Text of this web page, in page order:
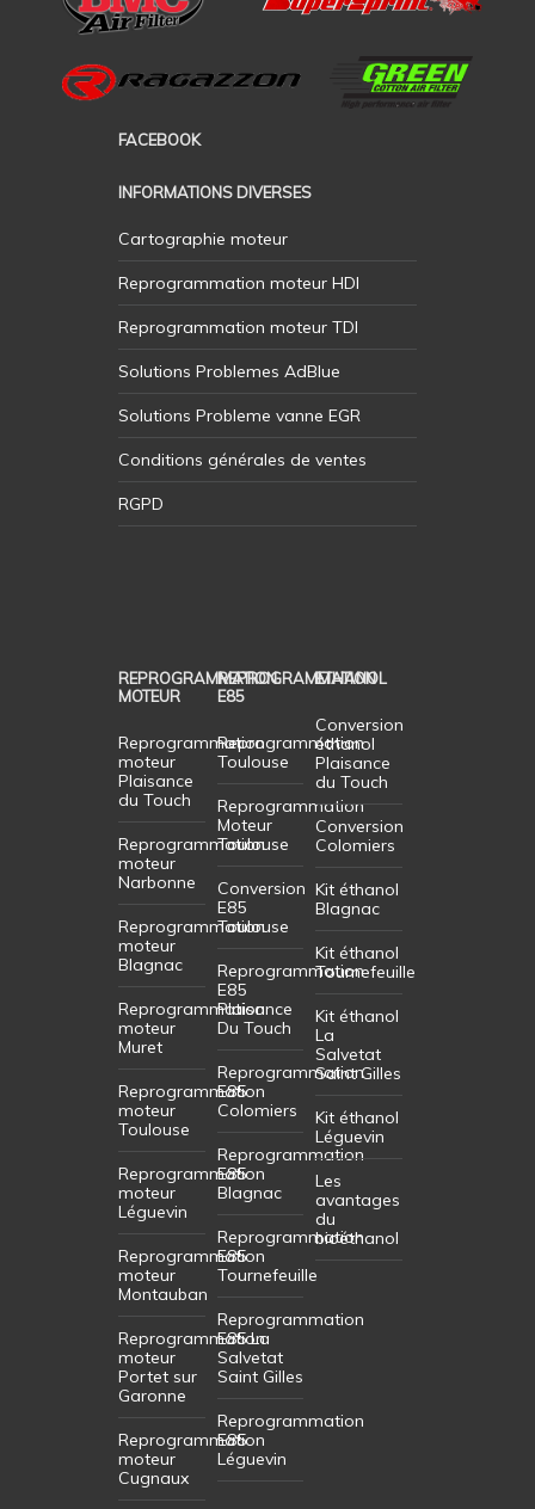
FACEBOOK
INFORMATIONS DIVERSES
Cartographie moteur
Reprogrammation moteur HDI
Reprogrammation moteur TDI
Solutions Problemes AdBlue
Solutions Probleme vanne EGR
Conditions générales de ventes
RGPD
REPROGRAMMATION
MOTEUR
Reprogrammation
moteur
Plaisance
du Touch
Reprogrammation
moteur
Narbonne
Reprogrammation
moteur
Blagnac
Reprogrammation
moteur
Muret
Reprogrammation
moteur
Toulouse
Reprogrammation
moteur
Léguevin
Reprogrammation
moteur
Montauban
Reprogrammation
moteur
Portet sur
Garonne
Reprogrammation
moteur
Cugnaux
REPROGRAMMATION
E85
Reprogrammation
Toulouse
Reprogrammation
Moteur
Toulouse
Conversion
E85
Toulouse
Reprogrammation
E85
Plaisance
Du Touch
Reprogrammation
E85
Colomiers
Reprogrammation
E85
Blagnac
Reprogrammation
E85
Tournefeuille
Reprogrammation
E85 La
Salvetat
Saint Gilles
Reprogrammation
E85
Léguevin
ETHANOL
Conversion
éthanol
Plaisance
du Touch
Conversion
Colomiers
Kit éthanol
Blagnac
Kit éthanol
Tournefeuille
Kit éthanol
La
Salvetat
Saint Gilles
Kit éthanol
Léguevin
Les
avantages
du
bioéthanol